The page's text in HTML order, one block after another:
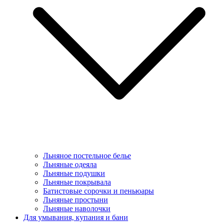
Льняное постельное белье
Льняные одеяла
Льняные подушки
Льняные покрывала
Батистовые сорочки и пеньюары
Льняные простыни
Льняные наволочки
Для умывания, купания и бани